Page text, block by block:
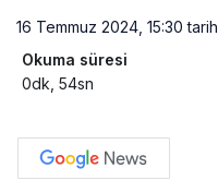
16 Temmuz 2024, 15:30
Okuma süresi
0dk, 54sn